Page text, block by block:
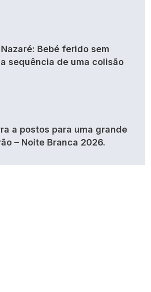
Bebé ferido sem
sequência de uma colisão
a postos para uma grande
– Noite Branca 2026.